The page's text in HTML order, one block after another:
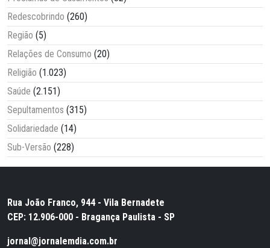
Redescobrindo (260)
Região (5)
Relações de Consumo (20)
Religião (1.023)
Saúde (2.151)
Sepultamentos (315)
Solidariedade (14)
Sub-Versão (228)
Rua João Franco, 944 - Vila Bernadete
CEP: 12.906-000 - Bragança Paulista - SP
jornal@jornalemdia.com.br